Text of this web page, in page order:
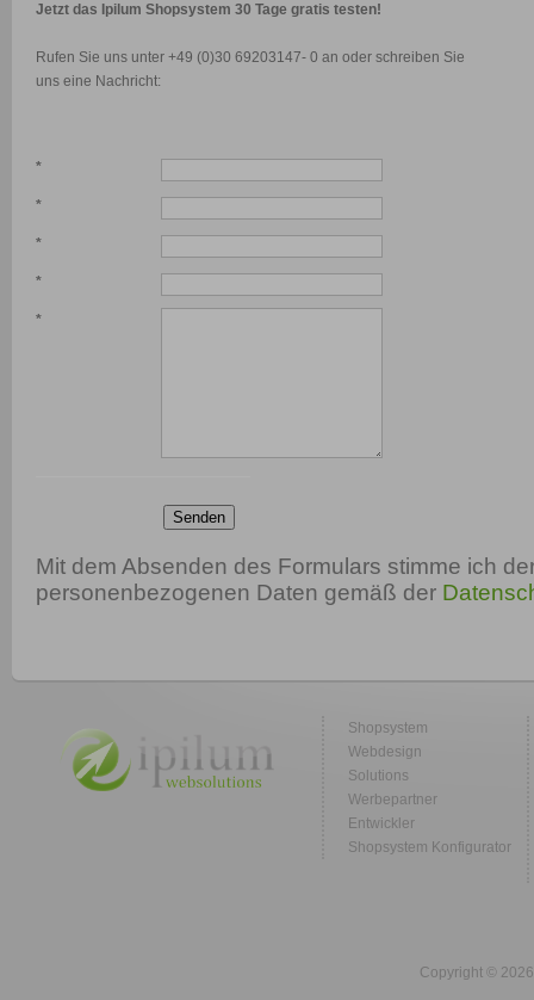
Jetzt das Ipilum Shopsystem 30 Tage gratis testen!
Rufen Sie uns unter +49 (0)30 69203147- 0 an oder schreiben Sie
uns eine Nachricht:
*
*
*
*
*
Senden
Mit dem Absenden des Formulars stimme ich
personenbezogenen Daten gemäß der
Shopsystem
Webdesign
Solutions
Werbepartner
Entwickler
Shopsystem Konfigurator
Copyright ©